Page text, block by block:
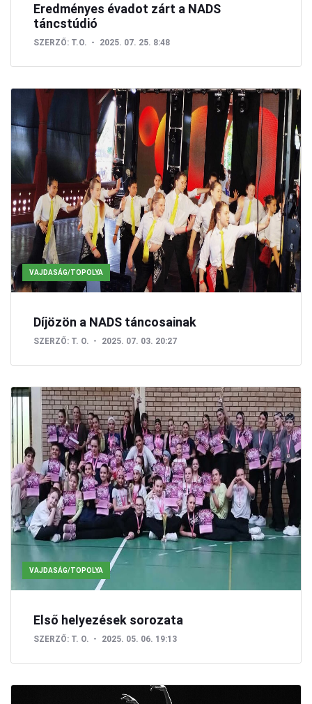
Eredményes évadot zárt a NADS
táncstúdió
SZERZŐ: T.O. 2025. 07. 25. 8:48
VAJDASÁG/TOPOLYA
Díjözön a NADS táncosainak
SZERZŐ: T. O. 2025. 07. 03. 20:27
VAJDASÁG/TOPOLYA
Első helyezések sorozata
SZERZŐ: T. O. 2025. 05. 06. 19:13